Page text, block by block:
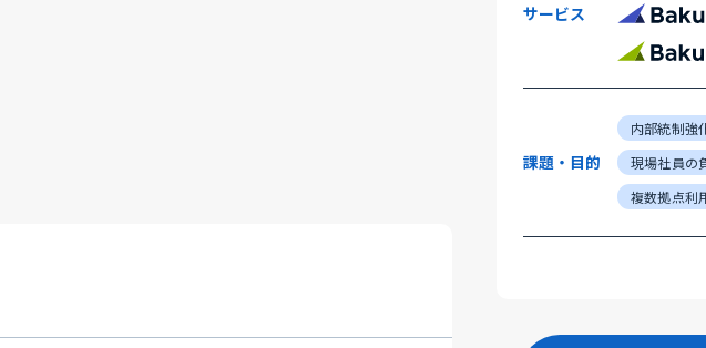
サービス
課題・目的
内部統制強
現場社員の
複数拠点利